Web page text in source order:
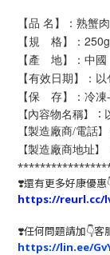
【品 名】：熟蟹
【規 格】：
【產 地】：中國
【有效日期】：
【保 存】：冷凍
【內容物名稱】：
【製造廠商/電話
【製造廠商地址】
❣️還有更多好康優
https://reurl.cc/
❣️任何問題請加👇
https://lin.ee/